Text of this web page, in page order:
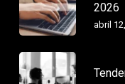
2026
abril